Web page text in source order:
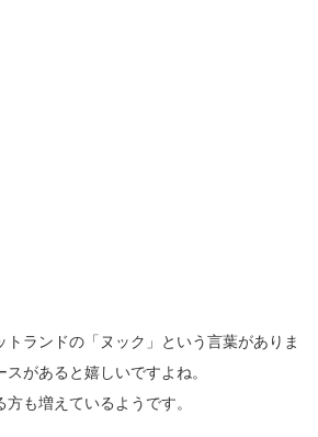
ランドの「ヌック」という言葉がありま
があると嬉しいですよね。
も増えているようです。